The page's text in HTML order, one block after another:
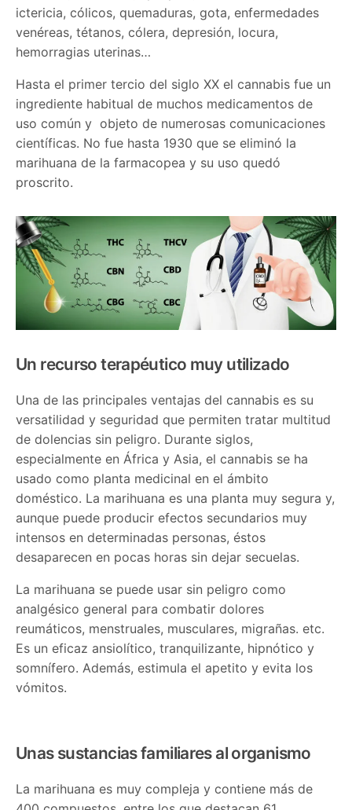
ictericia, cólicos, quemaduras, gota, enfermedades
venéreas, tétanos, cólera, depresión, locura,
hemorragias uterinas…
Hasta el primer tercio del siglo XX el cannabis fue un
ingrediente habitual de muchos medicamentos de
uso común y objeto de numerosas comunicaciones
científicas. No fue hasta 1930 que se eliminó la
marihuana de la farmacopea y su uso quedó
proscrito.
Un recurso terapéutico muy utilizado
Una de las principales ventajas del cannabis es su
versatilidad y seguridad que permiten tratar multitud
de dolencias sin peligro. Durante siglos,
especialmente en África y Asia, el cannabis se ha
usado como planta medicinal en el ámbito
doméstico. La marihuana es una planta muy segura y,
aunque puede producir efectos secundarios muy
intensos en determinadas personas, éstos
desaparecen en pocas horas sin dejar secuelas.
La marihuana se puede usar sin peligro como
analgésico general para combatir dolores
reumáticos, menstruales, musculares, migrañas. etc.
Es un eficaz ansiolítico, tranquilizante, hipnótico y
somnífero. Además, estimula el apetito y evita los
vómitos.
Unas sustancias familiares al organismo
La marihuana es muy compleja y contiene más de